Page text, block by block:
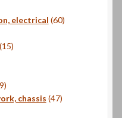
electrical 6060
1515
59
produits
chassis 4747